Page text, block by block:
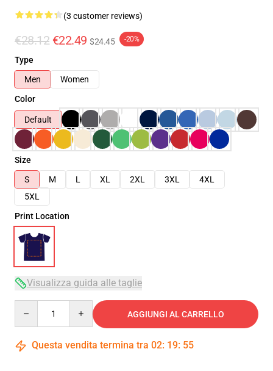
(3 customer reviews)
€28.12 €22.49 $24.45 -20%
Type
Men
Women
Color
Default
Size
S
M L XL 2XL 3XL
4XL
5XL
Print Location
Visualizza guida alle taglie
AGGIUNGI AL CARRELLO
Questa vendita termina tra 02: 19: 54